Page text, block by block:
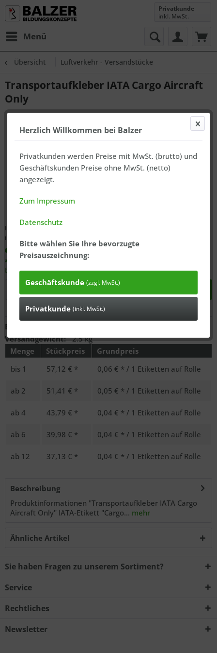
Menü
Privatkunde
inkl. MwSt.
Übersicht Luftverkehr - Versandstücke
Transportaufkleber IATA Cargo Aircraft
Only
Inhalt:
inkl. MwSt., zzgl.
In 1-3 Tagen bei Ihnen*
Expressversandoptionen für dieses Produkt auswählbar bei
Bestelleingang bis 11:30 Uhr (Mo.-Do.)
In den
Anfragen
Ich habe die
genommen.. *
Mit * gekennzeichnete Felder sind Pflichtfelder.
Bestell-Nr.:
Versandgewicht:
2.5 kg
Menge
Stückpreis
Grundpreis
bis 1 57,12 € * 0,06 € * / 1 Etiketten auf Rolle
ab 2 51,41 € * 0,05 € * / 1 Etiketten auf Rolle
ab 4 43,79 € * 0,04 € * / 1 Etiketten auf Rolle
ab 6 39,98 € * 0,04 € * / 1 Etiketten auf Rolle
ab 12 37,13 € * 0,04 € * / 1 Etiketten auf Rolle
Beschreibung
Produktinformationen "Transportaufkleber IATA Cargo
Aircraft Only" IATA-Etikett "Cargo... mehr
Ähnliche Artikel
Sie haben Fragen zu unserem Sortiment?
Service
Rechtliches
Newsletter
Herzlich Willkommen bei Balzer
Privatkunden werden Preise mit MwSt. (brutto) und
Geschäftskunden Preise ohne MwSt. (netto)
angezeigt.
Zum Impressum
Datenschutz
Bitte wählen Sie Ihre bevorzugte
Preisauszeichnung:
Geschäftskunde (zzgl. MwSt.)
Privatkunde (inkl. MwSt.)